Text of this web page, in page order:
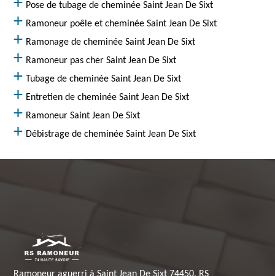
Pose de tubage de cheminée Saint Jean De Sixt
Ramoneur poêle et cheminée Saint Jean De Sixt
Ramonage de cheminée Saint Jean De Sixt
Ramoneur pas cher Saint Jean De Sixt
Tubage de cheminée Saint Jean De Sixt
Entretien de cheminée Saint Jean De Sixt
Ramoneur Saint Jean De Sixt
Débistrage de cheminée Saint Jean De Sixt